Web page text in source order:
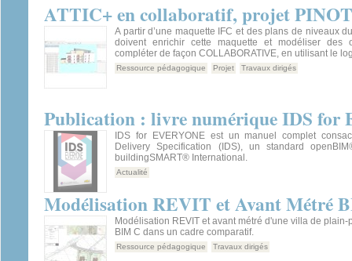
ATTIC+ en collaboratif, projet
A partir d’une maquette IFC et des plans de niveaux
doivent enrichir cette maquette et modéliser des
compléter de façon COLLABORATIVE, en utilisant le
Ressource pédagogique Projet Travaux dirigés
Publication : livre numérique IDS for
IDS for EVERYONE est un manuel complet
Delivery Specification (IDS), un standard
buildingSMART® International.
Actualité
Modélisation REVIT et Avant Métré
Modélisation REVIT et avant métré d'une villa de
BIM C dans un cadre comparatif.
Ressource pédagogique Travaux dirigés